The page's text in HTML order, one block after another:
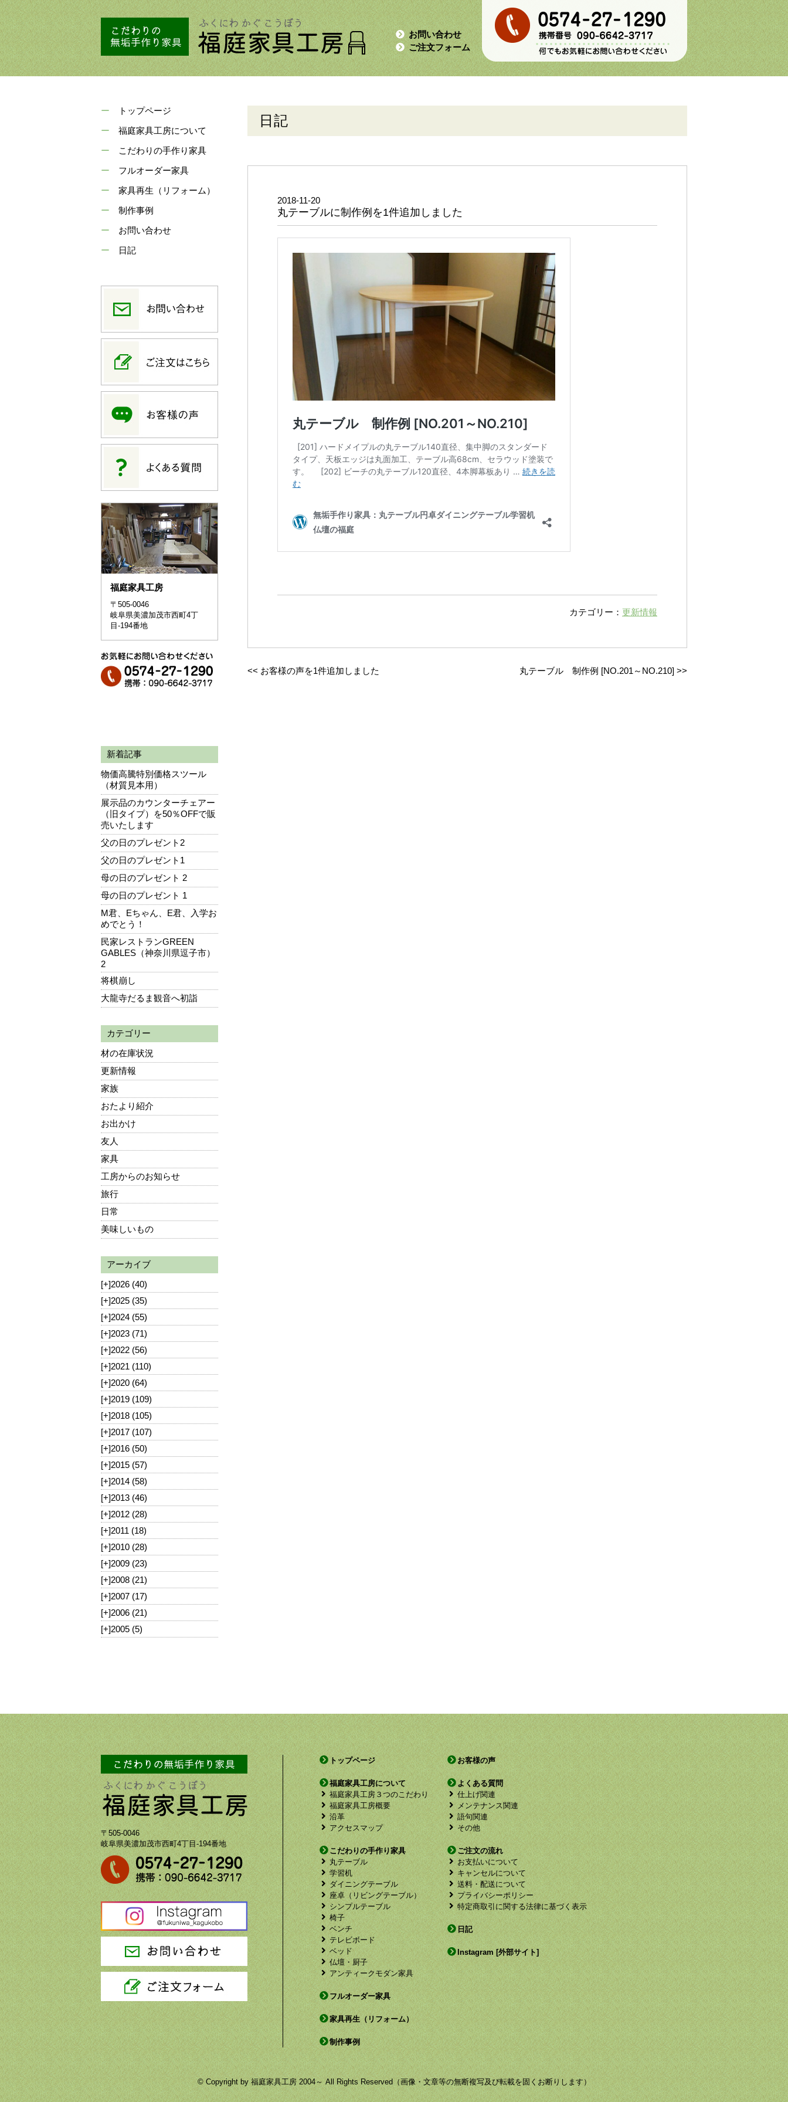
お問い合わせ
ご注文フォーム
トップページ
福庭家具工房について
こだわりの手作り家具
フルオーダー家具
家具再生（リフォーム）
制作事例
お問い合わせ
日記
福庭家具工房
〒505-0046
岐阜県美濃加茂市西町4丁
目-194番地
新着記事
物価高騰特別価格スツール
（材質見本用）
展示品のカウンターチェアー
（旧タイプ）を50％OFFで販
売いたします
父の日のプレゼント2
父の日のプレゼント1
母の日のプレゼント 2
母の日のプレゼント 1
M君、Eちゃん、E君、入学お
めでとう！
民家レストランGREEN
GABLES（神奈川県逗子市）
2
将棋崩し
大龍寺だるま観音へ初詣
カテゴリー
材の在庫状況
更新情報
家族
おたより紹介
お出かけ
友人
家具
工房からのお知らせ
旅行
日常
美味しいもの
アーカイブ
[+]2026 (40)
[+]2025 (35)
[+]2024 (55)
[+]2023 (71)
[+]2022 (56)
[+]2021 (110)
[+]2020 (64)
[+]2019 (109)
[+]2018 (105)
[+]2017 (107)
[+]2016 (50)
[+]2015 (57)
[+]2014 (58)
[+]2013 (46)
[+]2012 (28)
[+]2011 (18)
[+]2010 (28)
[+]2009 (23)
[+]2008 (21)
[+]2007 (17)
[+]2006 (21)
[+]2005 (5)
日記
2018-11-20
丸テーブルに制作例を1件追加しました
カテゴリー： 更新情報
<< お客様の声を1件追加しました 丸テーブル 制作例 [NO.201～NO.210] >>
〒505-0046
岐阜県美濃加茂市西町4丁目-194番地
トップページ
福庭家具工房について
福庭家具工房３つのこだわり
福庭家具工房概要
沿革
アクセスマップ
こだわりの手作り家具
丸テーブル
学習机
ダイニングテーブル
座卓（リビングテーブル）
シンプルテーブル
椅子
ベンチ
テレビボード
ベッド
仏壇・厨子
アンティークモダン家具
フルオーダー家具
家具再生（リフォーム）
制作事例
お客様の声
よくある質問
仕上げ関連
メンテナンス関連
語句関連
その他
ご注文の流れ
お支払いについて
キャンセルについて
送料・配送について
プライバシーポリシー
特定商取引に関する法律に基づく表示
日記
Instagram [外部サイト]
© Copyright by 福庭家具工房 2004～ All Rights Reserved（画像・文章等の無断複写及び転載を固くお断りします）